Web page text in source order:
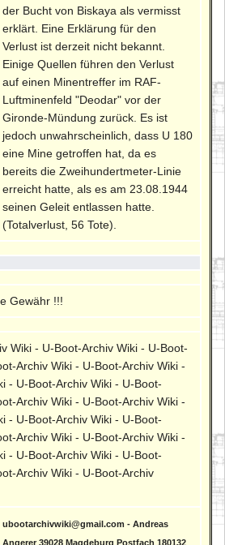
der Bucht von Biskaya als vermisst
erklärt. Eine Erklärung für den
Verlust ist derzeit nicht bekannt.
Einige Quellen führen den Verlust
auf einen Minentreffer im RAF-
Luftminenfeld "Deodar" vor der
Gironde-Mündung zurück. Es ist
jedoch unwahrscheinlich, dass U 180
eine Mine getroffen hat, da es
bereits die Zweihundertmeter-Linie
erreicht hatte, als es am 23.08.1944
seinen Geleit entlassen hatte.
(Totalverlust, 56 Tote).
Gewähr !!!
Wiki - U-Boot-Archiv Wiki - U-Boot-
Archiv Wiki - U-Boot-Archiv Wiki -
- U-Boot-Archiv Wiki - U-Boot-
Archiv Wiki - U-Boot-Archiv Wiki -
- U-Boot-Archiv Wiki - U-Boot-
Archiv Wiki - U-Boot-Archiv Wiki -
- U-Boot-Archiv Wiki - U-Boot-
Archiv Wiki - U-Boot-Archiv
ubootarchivwiki@gmail.com - Andreas
Angerer 39028 Magdeburg Postfach 180132